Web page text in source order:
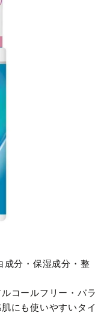
成分・保湿成分・整
コールフリー・バラ
にも使いやすいタイ